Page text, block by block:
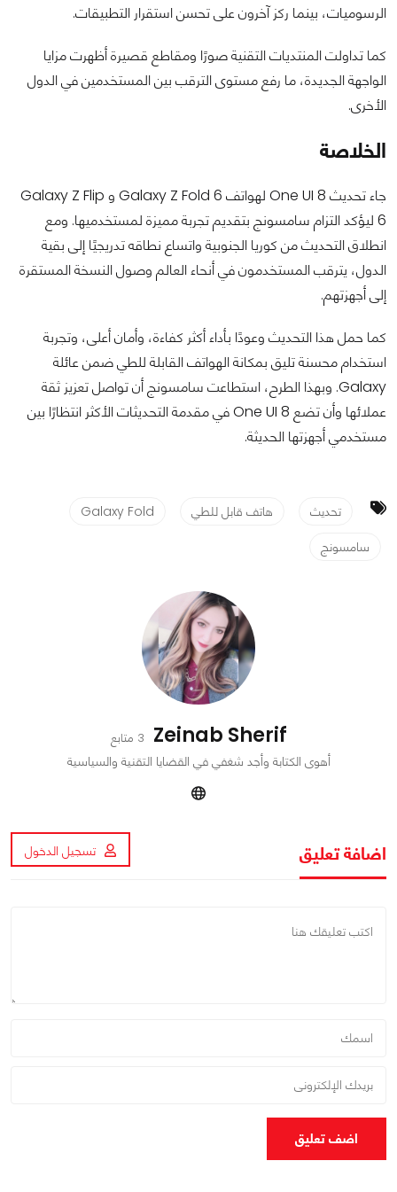
الرسوميات، بينما ركز آخرون على تحسن استقرار التطبيقات.
كما تداولت المنتديات التقنية صورًا ومقاطع قصيرة أظهرت مزايا
الواجهة الجديدة، ما رفع مستوى الترقب بين المستخدمين في الدول
الأخرى.
الخلاصة
جاء تحديث One UI 8 لهواتف Galaxy Z Fold 6 و Galaxy Z Flip
6 ليؤكد التزام سامسونج بتقديم تجربة مميزة لمستخدميها. ومع
انطلاق التحديث من كوريا الجنوبية واتساع نطاقه تدريجيًا إلى بقية
الدول، يترقب المستخدمون في أنحاء العالم وصول النسخة المستقرة
إلى أجهزتهم.
كما حمل هذا التحديث وعودًا بأداء أكثر كفاءة، وأمان أعلى، وتجربة
استخدام محسنة تليق بمكانة الهواتف القابلة للطي ضمن عائلة
Galaxy. وبهذا الطرح، استطاعت سامسونج أن تواصل تعزيز ثقة
عملائها وأن تضع One UI 8 في مقدمة التحديثات الأكثر انتظارًا بين
مستخدمي أجهزتها الحديثة.
تحديث هاتف قابل للطي
Galaxy Fold
سامسونج
Zeinab Sherif 3 متابع
أهوى الكتابة وأجد شغفي في القضايا التقنية والسياسية
اضافة تعليق تسجيل الدخول
اضف تعليق